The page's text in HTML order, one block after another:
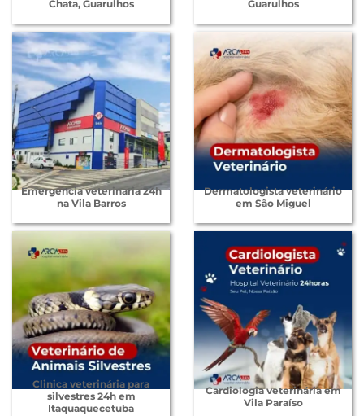
Chata, Guarulhos
Guarulhos
Emergencia veterinaria 24h
na Vila Barros
Dermatologista veterinário
em São Miguel
Clinica veterinária para
silvestres 24h em
Itaquaquecetuba
Cardiologia veterinária em
Vila Paraíso